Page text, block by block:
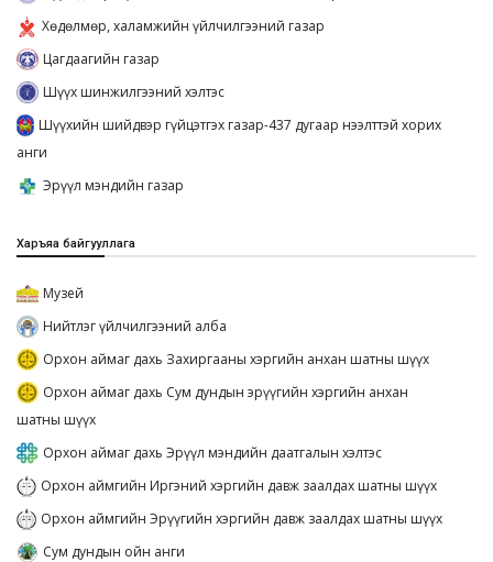
Хөдөлмөр, халамжийн үйлчилгээний газар
Цагдаагийн газар
Шүүх шинжилгээний хэлтэс
Шүүхийн шийдвэр гүйцэтгэх газар-437 дугаар нээлттэй хорих
анги
Эрүүл мэндийн газар
Харъяа байгууллага
Музей
Нийтлэг үйлчилгээний алба
Орхон аймаг дахь Захиргааны хэргийн анхан шатны шүүх
Орхон аймаг дахь Сум дундын эрүүгийн хэргийн анхан
шатны шүүх
Орхон аймаг дахь Эрүүл мэндийн даатгалын хэлтэс
Орхон аймгийн Иргэний хэргийн давж заалдах шатны шүүх
Орхон аймгийн Эрүүгийн хэргийн давж заалдах шатны шүүх
Сум дундын ойн анги